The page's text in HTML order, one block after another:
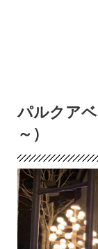
パルクア
～）